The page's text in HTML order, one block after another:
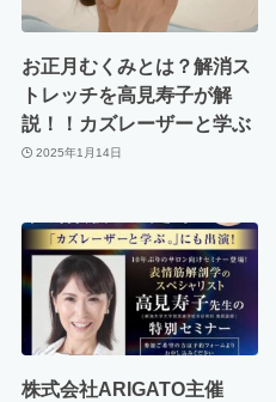
お正月むくみとは？解消ス
トレッチを高見寿子が解
説！！カズレーザーと学ぶ
2025年1月14日
株式会社ARIGATO主催